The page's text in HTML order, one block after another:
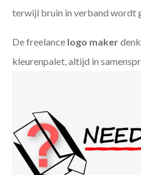
terwijl bruin in verband wordt
De freelance logo maker
kleurenpalet, altijd in